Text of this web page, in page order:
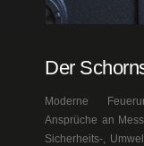
Der
Moderne
Ansprüche an
Sicherheits-,